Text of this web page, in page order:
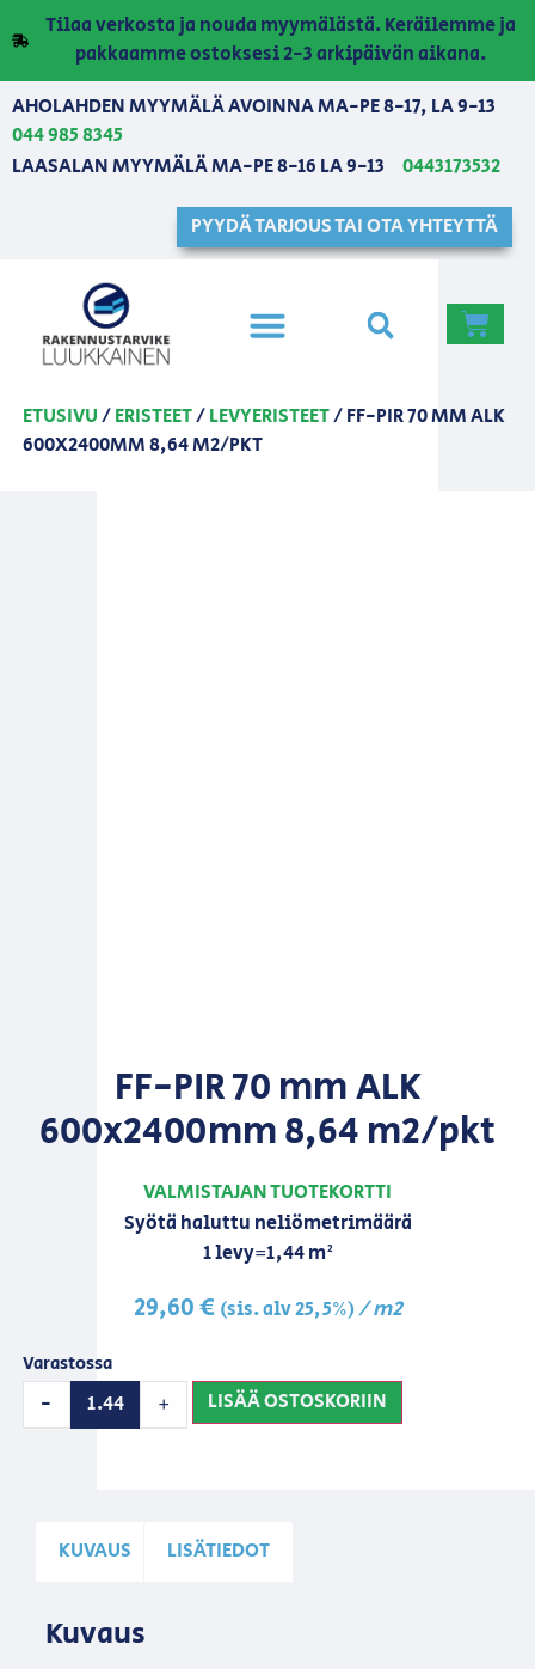
Tilaa verkosta ja nouda myymälästä. Keräilemme ja
pakkaamme ostoksesi 2-3 arkipäivän aikana.
AHOLAHDEN MYYMÄLÄ AVOINNA MA-PE 8-17, LA 9-13
044 985 8345
LAASALAN MYYMÄLÄ MA-PE 8-16 LA 9-13
0443173532
PYYDÄ TARJOUS TAI OTA YHTEYTTÄ
ETUSIVU/ERISTEET/LEVYERISTEET/ FF-PIR 70 MM ALK
600X2400MM 8,64 M2/PKT
FF-PIR 70 mm ALK
600x2400mm 8,64 m2/pkt
VALMISTAJAN TUOTEKORTTI
Syötä haluttu neliömetrimäärä
1 levy=1,44 m²
29,60€ (sis. alv 25,5%)/ m2
Varastossa
- + LISÄÄ OSTOSKORIIN
KUVAUS LISÄTIEDOT
Kuvaus